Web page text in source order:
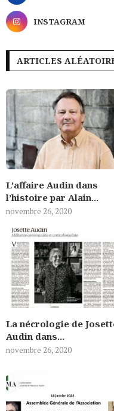
INSTAGRAM
ARTICLES
L’affaire Audin dans
l’histoire par Alain...
novembre 26, 2020
La nécrologie de
Audin dans...
novembre 26, 2020